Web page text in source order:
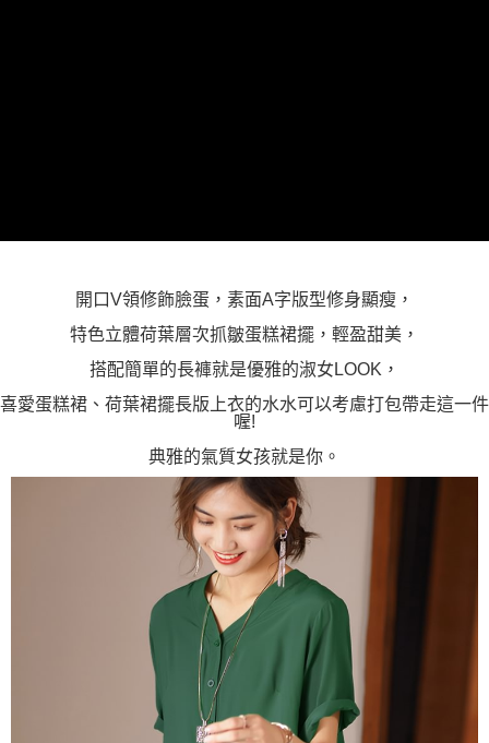
開口V領修飾臉蛋，素面A字版型修身顯瘦，
特色立體荷葉層次抓皺蛋糕裙擺，輕盈甜美，
搭配簡單的長褲就是優雅的淑女LOOK，
喜愛蛋糕裙、荷葉裙擺長版上衣的水水可以考慮打包帶走這一件
喔!
典雅的氣質女孩就是你。